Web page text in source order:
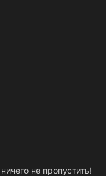
не пропустить!